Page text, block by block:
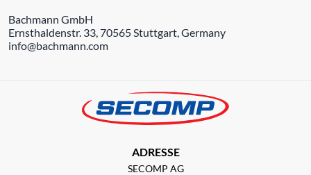
Bachmann GmbH
Ernsthaldenstr. 33, 70565 Stuttgart, Germany
info@bachmann.com
ADRESSE
SECOMP AG